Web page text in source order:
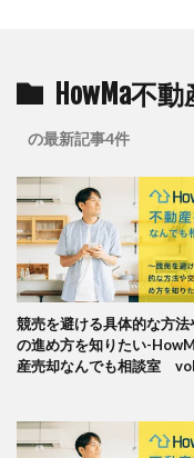
HowMa不
の最新記事4件
競売を避ける具体的な方法
の進め方を知りたい-
産売却なんでも相談室